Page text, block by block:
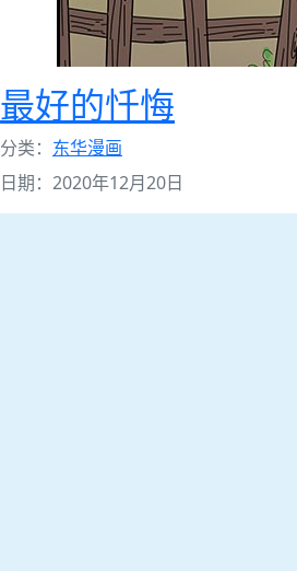
最好的忏悔
分类： 东华漫画
日期：2020年12月20日